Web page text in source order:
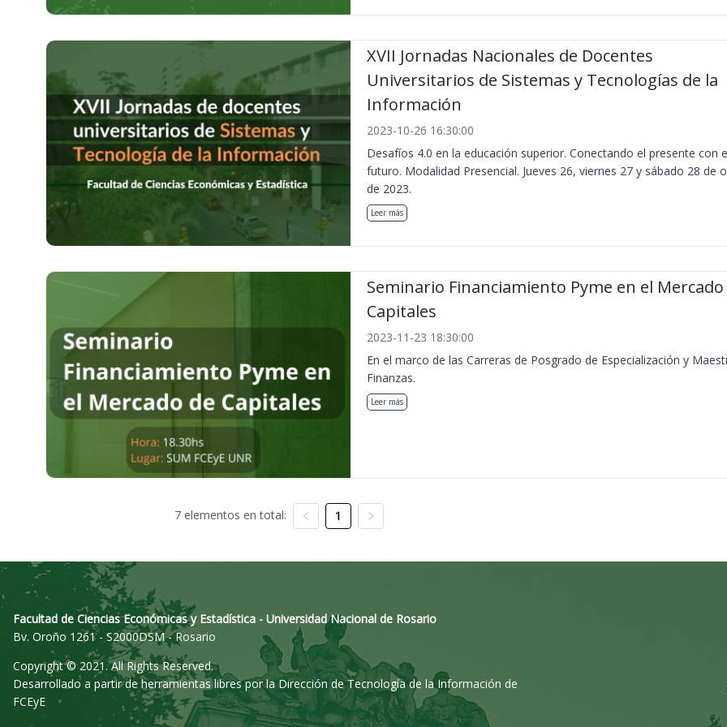
XVII Jornadas Nacionales de Docentes
Universitarios de Sistemas y Tecnologías de la
Información
2023-10-26 16:30:00
Desafíos 4.0 en la educación superior. Conectando el presente con
futuro. Modalidad Presencial. Jueves 26, viernes 27 y sábado 28 de
de 2023.
Leer más
Seminario Financiamiento Pyme en el Mercado
Capitales
2023-11-23 18:30:00
En el marco de las Carreras de Posgrado de Especialización y
Finanzas.
Leer más
7 elementos en total: 1
Facultad de Ciencias Económicas y Estadística - Universidad Nacional de Rosario
Bv. Oroño 1261 - S2000DSM - Rosario
Copyright © 2021. All Rights Reserved.
Desarrollado a partir de herramientas libres por la Dirección de Tecnología de la Información de
FCEyE